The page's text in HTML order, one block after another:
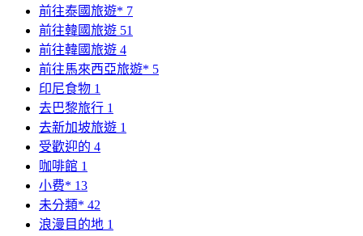
前往泰國旅遊* 7
前往韓國旅遊 51
前往韓國旅遊 4
前往馬來西亞旅遊* 5
印尼食物 1
去巴黎旅行 1
去新加坡旅遊 1
受歡迎的 4
咖啡館 1
小费* 13
未分類* 42
浪漫目的地 1